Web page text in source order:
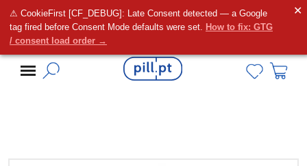
⚠ CookieFirst [CF_DEBUG]: Late Consent detected — a Google
tag fired before Consent Mode defaults were set. How to fix: GTG
/ consent load order →
✕
Alguma dúvida?